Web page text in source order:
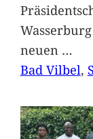
neuen …
Bad Vilbel,